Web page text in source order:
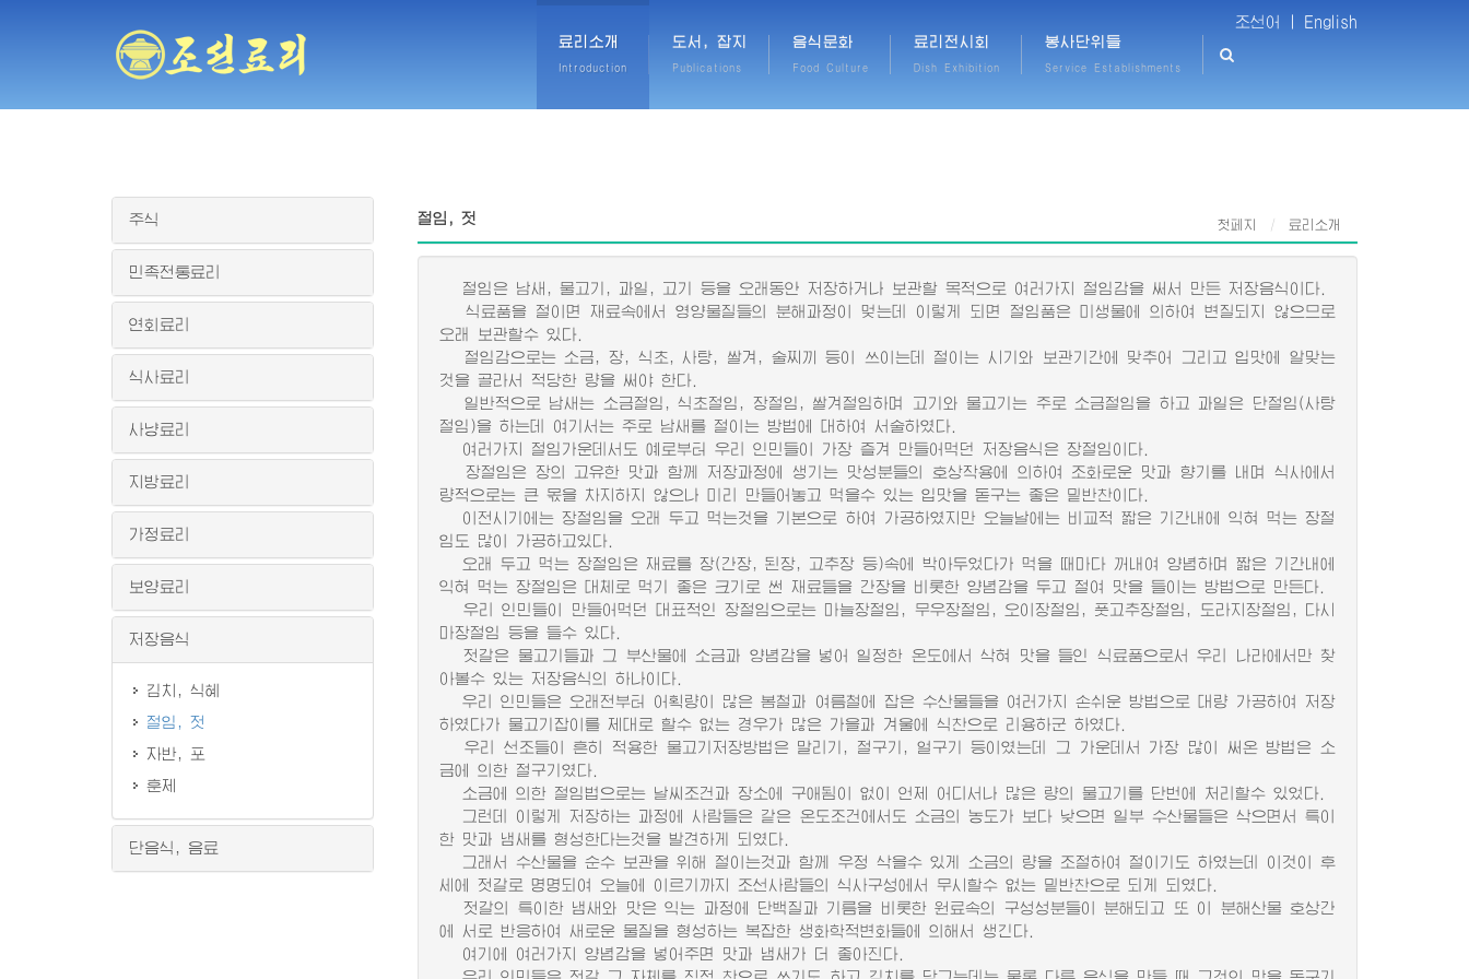
조선어 | English
료리소개
Introduction
도서, 잡지
Publications
음식문화
Food Culture
료리전시회
Dish Exhibition
봉사단위들
Service Establishments
절임, 젓 첫페지 료리소개
절임은 남새, 물고기, 과일, 고기 등을 오래동안 저장하거나 보관할 목적으로 여러가지 절임감을 써서 만든 저장음식이다.
식료품을 절이면 재료속에서 영양물질들의 분해과정이 멎는데 이렇게 되면 절임품은 미생물에 의하여 변질되지 않으므로
오래 보관할수 있다.
절임감으로는 소금, 장, 식초, 사탕, 쌀겨, 술찌끼 등이 쓰이는데 절이는 시기와 보관기간에 맞추어 그리고 입맛에 알맞는
것을 골라서 적당한 량을 써야 한다.
일반적으로 남새는 소금절임, 식초절임, 장절임, 쌀겨절임하며 고기와 물고기는 주로 소금절임을 하고 과일은 단절임(사탕
절임)을 하는데 여기서는 주로 남새를 절이는 방법에 대하여 서술하였다.
여러가지 절임가운데서도 예로부터 우리 인민들이 가장 즐겨 만들어먹던 저장음식은 장절임이다.
장절임은 장의 고유한 맛과 함께 저장과정에 생기는 맛성분들의 호상작용에 의하여 조화로운 맛과 향기를 내며 식사에서
량적으로는 큰 몫을 차지하지 않으나 미리 만들어놓고 먹을수 있는 입맛을 돋구는 좋은 밑반찬이다.
이전시기에는 장절임을 오래 두고 먹는것을 기본으로 하여 가공하였지만 오늘날에는 비교적 짧은 기간내에 익혀 먹는 장절
임도 많이 가공하고있다.
오래 두고 먹는 장절임은 재료를 장(간장, 된장, 고추장 등)속에 박아두었다가 먹을 때마다 꺼내여 양념하며 짧은 기간내에
익혀 먹는 장절임은 대체로 먹기 좋은 크기로 썬 재료들을 간장을 비롯한 양념감을 두고 절여 맛을 들이는 방법으로 만든다.
우리 인민들이 만들어먹던 대표적인 장절임으로는 마늘장절임, 무우장절임, 오이장절임, 풋고추장절임, 도라지장절임, 다시
마장절임 등을 들수 있다.
젓갈은 물고기들과 그 부산물에 소금과 양념감을 넣어 일정한 온도에서 삭혀 맛을 들인 식료품으로서 우리 나라에서만 찾
아볼수 있는 저장음식의 하나이다.
우리 인민들은 오래전부터 어획량이 많은 봄철과 여름철에 잡은 수산물들을 여러가지 손쉬운 방법으로 대량 가공하여 저장
하였다가 물고기잡이를 제대로 할수 없는 경우가 많은 가을과 겨울에 식찬으로 리용하군 하였다.
우리 선조들이 흔히 적용한 물고기저장방법은 말리기, 절구기, 얼구기 등이였는데 그 가운데서 가장 많이 써온 방법은 소
금에 의한 절구기였다.
소금에 의한 절임법으로는 날씨조건과 장소에 구애됨이 없이 언제 어디서나 많은 량의 물고기를 단번에 처리할수 있었다.
그런데 이렇게 저장하는 과정에 사람들은 같은 온도조건에서도 소금의 농도가 보다 낮으면 일부 수산물들은 삭으면서 특이
한 맛과 냄새를 형성한다는것을 발견하게 되였다.
그래서 수산물을 순수 보관을 위해 절이는것과 함께 우정 삭을수 있게 소금의 량을 조절하여 절이기도 하였는데 이것이 후
세에 젓갈로 명명되여 오늘에 이르기까지 조선사람들의 식사구성에서 무시할수 없는 밑반찬으로 되게 되였다.
젓갈의 특이한 냄새와 맛은 익는 과정에 단백질과 기름을 비롯한 원료속의 구성성분들이 분해되고 또 이 분해산물 호상간
에 서로 반응하여 새로운 물질을 형성하는 복잡한 생화학적변화들에 의해서 생긴다.
여기에 여러가지 양념감을 넣어주면 맛과 냄새가 더 좋아진다.
주식
민족전통료리
연회료리
식사료리
사냥료리
지방료리
가정료리
보양료리
저장음식
김치, 식혜
절임, 젓
자반, 포
훈제
단음식, 음료